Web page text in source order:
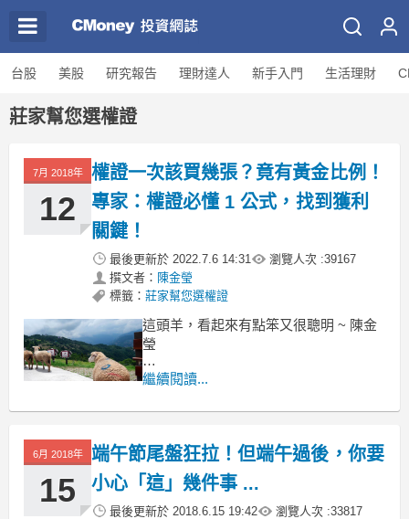
台股 美股 研究報告 理財達人 新手入門 生活理財
莊家幫您選權證
7月 2018年
12
權證一次該買幾張？竟有黃金比例！
專家：權證必懂 1 公式，找到獲利
關鍵！
最後更新於 2022.7.6 14:31 瀏覽人次 :39167
撰文者： 陳金瑩
標籤： 莊家幫您選權證
這頭羊，看起來有點笨又很聰明 ~ 陳金
瑩
權證 ( Warrant )是一種很迷人的金融商
利無窮」、「花小錢買幾張，圓你 ___
假的！是券商為了增加業績，編織出來
的話術，真相是，權證是一種權利金交
易，「買進權
繼續閱讀...
6月 2018年
15
端午節尾盤狂拉！但端午過後，你要
小心「這」幾件事 ...
最後更新於 2018.6.15 19:42 瀏覽人次 :33817